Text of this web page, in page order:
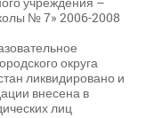
№ 7» 2006-2008
округа
ликвидировано и
внесена в
лиц